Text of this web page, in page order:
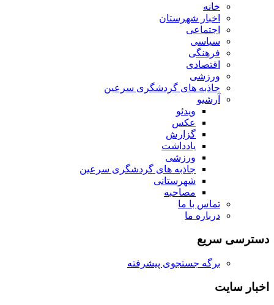
خانه
اخبار شهرستان
اجتماعی
سیاسی
فرهنگی
اقتصادی
ورزشی
جاذبه های گردشگری سرعین
آرشیو
ویدئو
عکس
گزارش
یادداشت
ورزشی
جاذبه های گردشگری سرعین
شهرستانی
مصاحبه
تماس با ما
درباره ما
دسترسی سریع
برگه جستجوی پیشرفته
اخبار سایت